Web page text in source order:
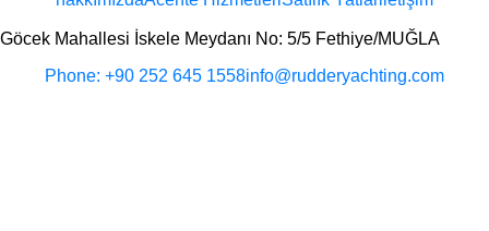
Göcek Mahallesi İskele Meydanı No: 5/5 Fethiye/MUĞLA
Phone: +90 252 645 1558info@rudderyachting.com